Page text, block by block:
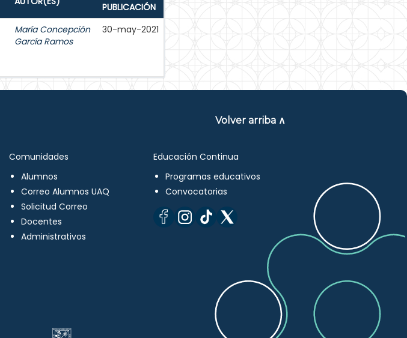
PUBLICACIÓN
María Concepción
García Ramos
30-may-2021
Volver arriba ∧
Comunidades
Alumnos
Correo Alumnos UAQ
Solicitud Correo
Docentes
Administrativos
Educación Continua
Programas educativos
Convocatorias